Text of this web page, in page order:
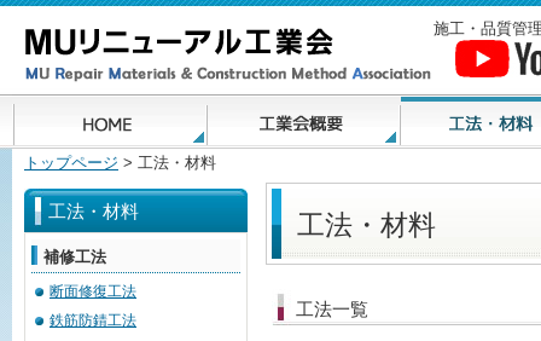
施工・品質管
トップページ > 工法・材料
工法・材料
工法一覧
工法・材料
補修工法
断面修復工法
鉄筋防錆工法